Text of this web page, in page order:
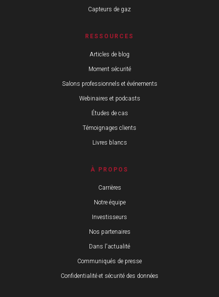
Capteurs de gaz
RESSOURCES
Articles de blog
Moment sécurité
Salons professionnels et événements
Webinaires et podcasts
Études de cas
Témoignages clients
Livres blancs
À PROPOS
Carrières
Notre équipe
Investisseurs
Nos partenaires
Dans l'actualité
Communiqués de presse
Confidentialité et sécurité des données